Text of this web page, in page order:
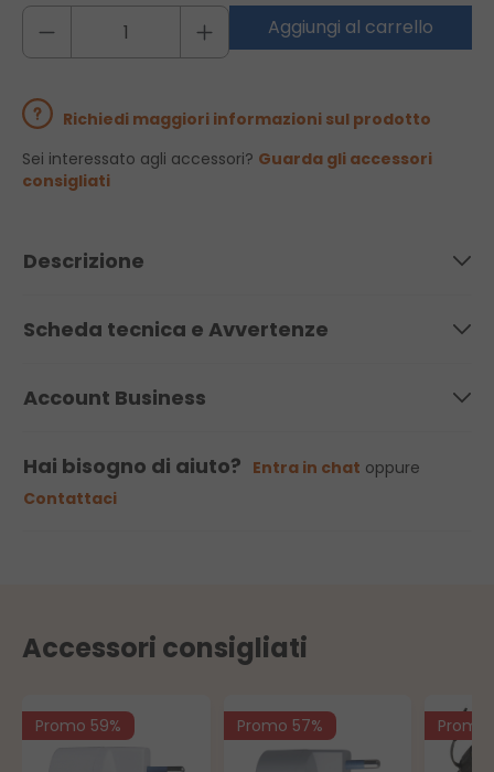
Aggiungi al carrello
Richiedi maggiori informazioni sul prodotto
Sei interessato agli accessori? Guarda gli accessori
consigliati
Descrizione
Scheda tecnica e Avvertenze
Account Business
Hai bisogno di aiuto? Entra in chat oppure
Contattaci
Accessori consigliati
Promo 59% Promo 57% Promo